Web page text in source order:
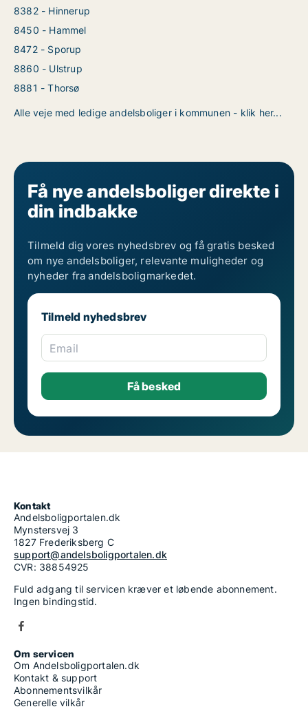
8382 - Hinnerup
8450 - Hammel
8472 - Sporup
8860 - Ulstrup
8881 - Thorsø
Alle veje med ledige andelsboliger i kommunen - klik her...
Få nye andelsboliger direkte i
din indbakke
Tilmeld dig vores nyhedsbrev og få gratis besked
om nye andelsboliger, relevante muligheder og
nyheder fra andelsboligmarkedet.
Tilmeld nyhedsbrev
Email
Kontakt
Andelsboligportalen.dk
Mynstersvej 3
1827 Frederiksberg C
support@andelsboligportalen.dk
CVR: 38854925
Fuld adgang til servicen kræver et løbende abonnement.
Ingen bindingstid.
Om servicen
Om Andelsboligportalen.dk
Kontakt & support
Abonnementsvilkår
Generelle vilkår